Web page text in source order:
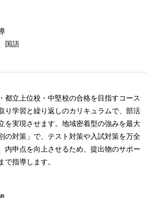
国語
都立上位校・中堅校の合格を目指すコース
り学習と繰り返しのカリキュラムで、部活
を実現させます。地域密着型の強みを最大
の対策」で、テスト対策や入試対策を万全
内申点を向上させるため、提出物のサポー
で指導します。